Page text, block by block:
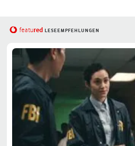
featured LESEEMPFEHLUNGEN